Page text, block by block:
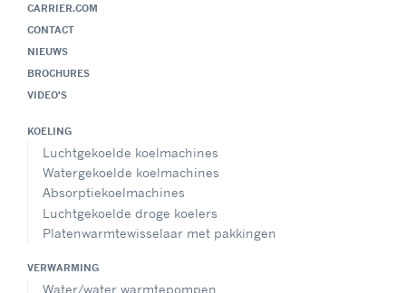
CARRIER.COM
CONTACT
NIEUWS
BROCHURES
VIDEO'S
KOELING
Luchtgekoelde koelmachines
Watergekoelde koelmachines
Absorptiekoelmachines
Luchtgekoelde droge koelers
Platenwarmtewisselaar met pakkingen
VERWARMING
Water/water warmtepompen